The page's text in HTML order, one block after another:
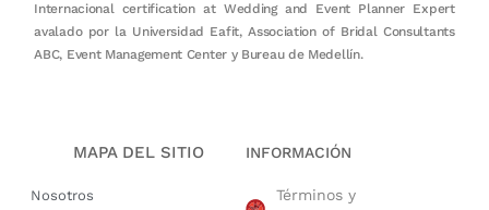
Internacional certification at Wedding and Event Planner Expert
avalado por la Universidad Eafit, Association of Bridal Consultants
ABC, Event Management Center y Bureau de Medellín.
MAPA DEL SITIO
Nosotros
INFORMACIÓN
Términos y